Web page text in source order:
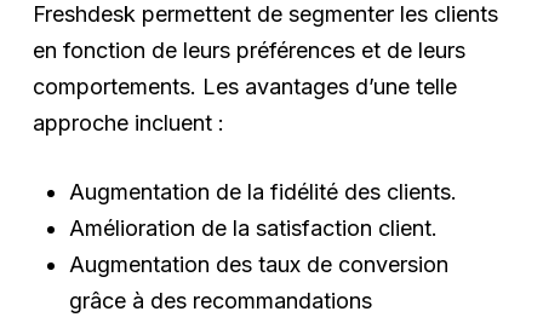
Freshdesk permettent de segmenter les clients
en fonction de leurs préférences et de leurs
comportements. Les avantages d’une telle
approche incluent :
Augmentation de la fidélité des clients.
Amélioration de la satisfaction client.
Augmentation des taux de conversion
grâce à des recommandations